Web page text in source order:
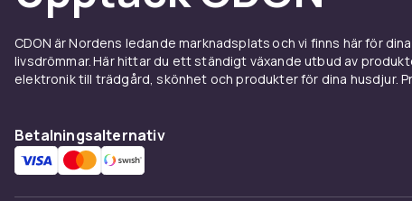
CDON är Nordens ledande marknadsplats och vi finns här för
livsdrömmar. Här hittar du ett ständigt växande utbud av
elektronik till trädgård, skönhet och produkter för dina husdjur.
Betalningsalternativ